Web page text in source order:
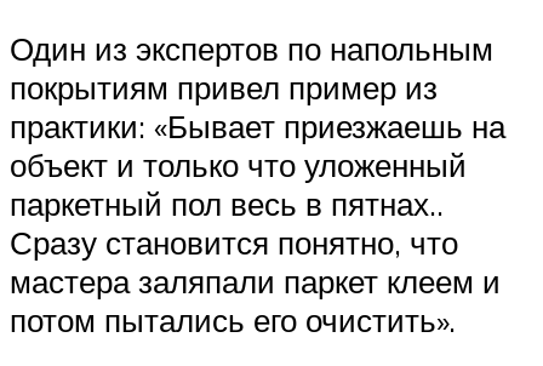
Один из экспертов по напольным
покрытиям привел пример из
практики: «Бывает приезжаешь на
объект и только что уложенный
паркетный пол весь в пятнах..
Сразу становится понятно, что
мастера заляпали паркет клеем и
потом пытались его очистить».